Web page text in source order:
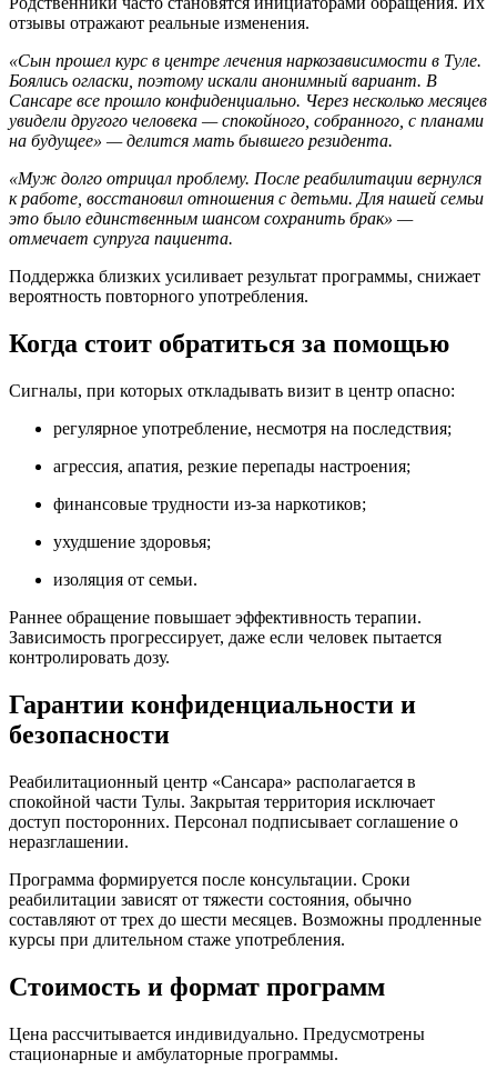
отзывы отражают реальные изменения.
«Сын прошел курс в центре лечения наркозависимости в Туле.
Боялись огласки, поэтому искали анонимный вариант. В
Сансаре все прошло конфиденциально. Через несколько месяцев
увидели другого человека — спокойного, собранного, с планами
на будущее» — делится мать бывшего резидента.
«Муж долго отрицал проблему. После реабилитации вернулся
к работе, восстановил отношения с детьми. Для нашей семьи
это было единственным шансом сохранить брак» —
отмечает супруга пациента.
Поддержка близких усиливает результат программы, снижает
вероятность повторного употребления.
Когда стоит обратиться за помощью
Сигналы, при которых откладывать визит в центр опасно:
регулярное употребление, несмотря на последствия;
агрессия, апатия, резкие перепады настроения;
финансовые трудности из-за наркотиков;
ухудшение здоровья;
изоляция от семьи.
Раннее обращение повышает эффективность терапии.
Зависимость прогрессирует, даже если человек пытается
контролировать дозу.
Гарантии конфиденциальности и
безопасности
Реабилитационный центр «Сансара» располагается в
спокойной части Тулы. Закрытая территория исключает
доступ посторонних. Персонал подписывает соглашение о
неразглашении.
Программа формируется после консультации. Сроки
реабилитации зависят от тяжести состояния, обычно
составляют от трех до шести месяцев. Возможны продленные
курсы при длительном стаже употребления.
Стоимость и формат программ
Цена рассчитывается индивидуально. Предусмотрены
стационарные и амбулаторные программы.